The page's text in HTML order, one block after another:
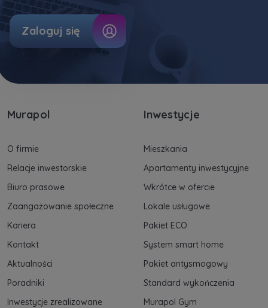
Murapol
O firmie
Relacje inwestorskie
Biuro prasowe
Zaangażowanie społeczne
Kariera
Kontakt
Aktualności
Poradniki
Inwestycje zrealizowane
Inwestycje
Mieszkania
Apartamenty inwestycyjne
Wkrótce w ofercie
Lokale usługowe
Pakiet ECO
System smart home
Pakiet antysmogowy
Standard wykończenia
Murapol Gym
Zaloguj się